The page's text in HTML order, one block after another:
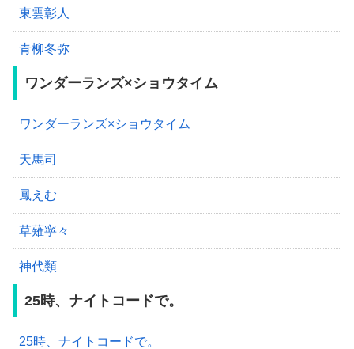
東雲彰人
青柳冬弥
ワンダーランズ×ショウタイム
ワンダーランズ×ショウタイム
天馬司
鳳えむ
草薙寧々
神代類
25時、ナイトコードで。
25時、ナイトコードで。